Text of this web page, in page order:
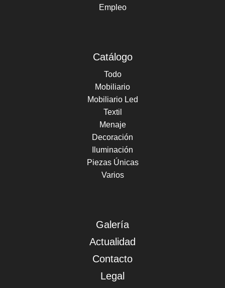
Empleo
Catálogo
Todo
Mobiliario
Mobiliario Led
Textil
Menaje
Decoración
Iluminación
Piezas Únicas
Varios
Galería
Actualidad
Contacto
Legal